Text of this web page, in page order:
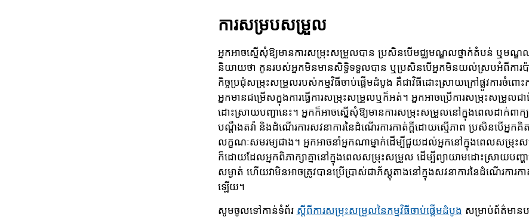
ការសម្របសម្រួល
អ្នកអាចស្នើសុំឱ្យមានការសម្រុះសម្រួលបាន ប្រសិនបើមជ្ឈមណ្ឌលថ្នាក់តំបន់ ឬមណ្ឌ
និយាយថា កូនរបស់អ្នកមិនមានសិទ្ធិទទួលបាន ឬប្រសិនបើអ្នកមិនយល់ស្របអំពីការប៉
កិច្ចប្រជុំសម្រុះសម្រួលរបស់កម្មវិធីចាប់ផ្តើមដំបូង គឺជាវិធីដោះស្រាយក្រៅផ្លូវការចំពោ
អ្នកមានជម្រើសក្នុងការធ្វើការសម្រុះសម្រួលឬក៏អត់។ អ្នកអាចប្រើការសម្រុះសម្រួល
ដោះស្រាយបញ្ហានេះ។ អ្នកក៏អាចស្នើសុំឱ្យមានការសម្រុះសម្រួលនៅក្នុងពេលដាក់ពា
បណ្តឹងតវ៉ា និងដំណើរការសវនាការនៃដំណើរការកាត់ក្ដីដោយស្មើភាព ប្រសិនបើអ្នកគិត
លក្ខណៈសមរម្យជាង។ អ្នកអាចនាំអ្នកណាម្នាក់ដើម្បីជួយដល់អ្នកនៅក្នុងពេលសម្រុះស
ក៏ដោយដែលអ្នកពិភាក្សាគ្នានៅក្នុងពេលសម្រុះសម្រួល ដើម្បីព្យាយាមដោះស្រាយបញ្ហាត្
សម្ងាត់ ហើយវាមិនអាចត្រូវបានប្រើប្រាស់ជាភ័ស្តុតាងនៅក្នុងសវនាការនៃដំណើរការក
ឡើយ។
សូមចូលទៅកាន់ទំព័រ ស្ដីពីការសម្រុះសម្រួលនៃកម្មវិធីចាប់ផ្តើមដំបូង សម្រាប់ព័ត៌មានប